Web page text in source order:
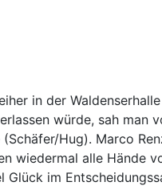
in der
würde, sah
Hug). Marco
wiedermal alle
im